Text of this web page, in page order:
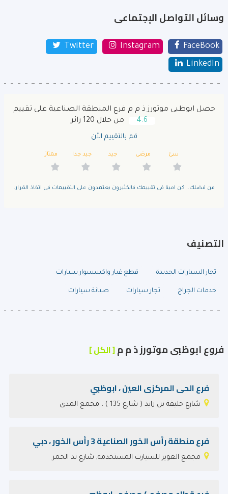
وسائل التواصل الإجتماعى
FaceBook
Instagram
Twitter
LinkedIn
حصل ابوظبى موتورز ذ م م فرع المنطقة الصناعية على تقييم
4.6
من خلال 120 زائر
قم بالتقييم الأن
سئ مرضى جيد جيد جدا ممتاز
من فضلك.. كن امينا فى تقييمك فالكثيرون يعتمدون على التقييمات فى اتخاذ القرار.
التصنيف
تجار السيارات الجديدة قطع غيار واكسسوار سيارات
خدمات الجراج تجار سيارات صيانة سيارات
فروع ابوظبى موتورز ذ م م[ الكل ]
فرع الحى المركزى العين ، ابوظبي
شارع خليفة بن زايد ( شارع 135 ) ، مجمع المدى
فرع منطقة رأس الخور الصناعية 3 رأس الخور ، دبي
مجمع العوير للسيارت المستخدمة, شارع ند الحمر